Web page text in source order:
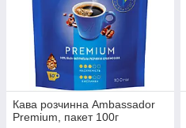
Кава розчинна Ambassador
Premium, пакет 100г